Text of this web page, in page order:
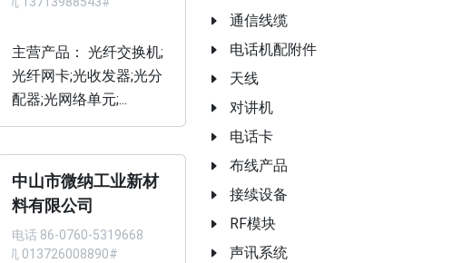
主营产品： 光纤交换机;
光纤网卡;光收发器;光分
配器;光网络单元;...
中山市微纳工业新材
料有限公司
电话 86-0760-5319668
手机 013726008890#
通信线缆
电话机配附件
天线
对讲机
电话卡
布线产品
接续设备
RF模块
声讯系统